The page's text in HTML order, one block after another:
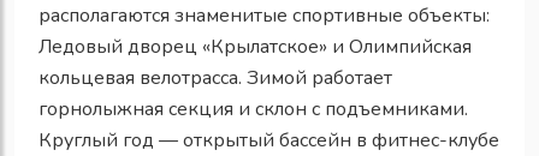
располагаются знаменитые спортивные объекты:
Ледовый дворец «Крылатское» и Олимпийская
кольцевая велотрасса. Зимой работает
горнолыжная секция и склон с подъемниками.
Круглый год — открытый бассейн в фитнес-клубе